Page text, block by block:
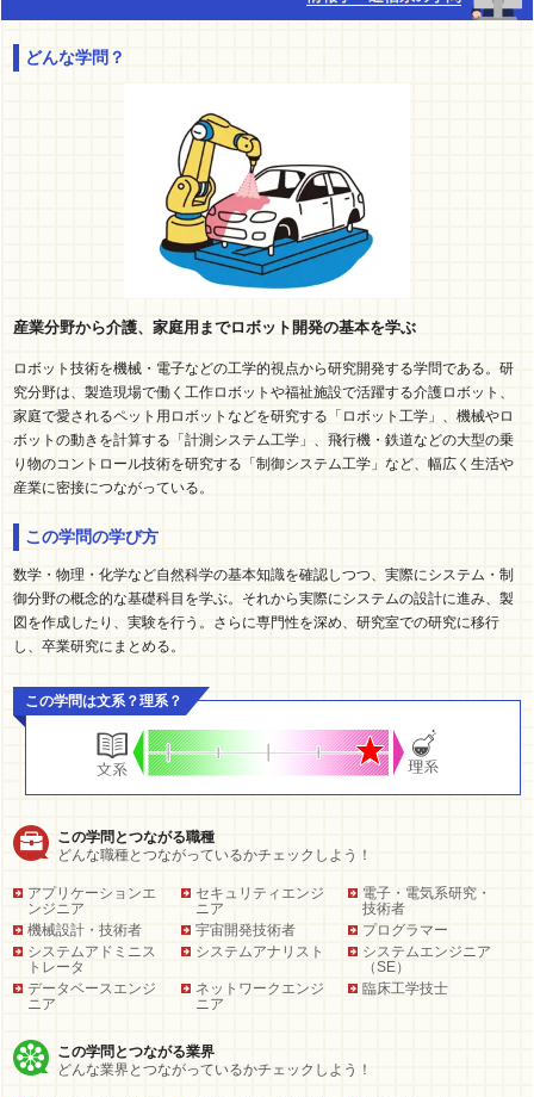
どんな学問？
産業分野から介護、家庭用までロボット開発の基本を学ぶ
ロボット技術を機械・電子などの工学的視点から研究開発する学問である。研
究分野は、製造現場で働く工作ロボットや福祉施設で活躍する介護ロボット、
家庭で愛されるペット用ロボットなどを研究する「ロボット工学」、機械やロ
ボットの動きを計算する「計測システム工学」、飛行機・鉄道などの大型の乗
り物のコントロール技術を研究する「制御システム工学」など、幅広く生活や
産業に密接につながっている。
この学問の学び方
数学・物理・化学など自然科学の基本知識を確認しつつ、実際にシステム・制
御分野の概念的な基礎科目を学ぶ。それから実際にシステムの設計に進み、製
図を作成したり、実験を行う。さらに専門性を深め、研究室での研究に移行
し、卒業研究にまとめる。
この学問は文系？理系？
この学問とつながる職種
どんな職種とつながっているかチェックしよう！
アプリケーションエ
ンジニア
セキュリティエンジ
ニア
電子・電気系研究・
技術者
機械設計・技術者
宇宙開発技術者
プログラマー
システムアドミニス
トレータ
システムアナリスト
システムエンジニア
（SE）
データベースエンジ
ニア
ネットワークエンジ
ニア
臨床工学技士
この学問とつながる業界
どんな業界とつながっているかチェックしよう！